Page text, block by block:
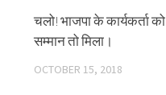
चलो! भाजपा के कार्यकर्ता को
सम्मान तो मिला।
OCTOBER 15, 2018